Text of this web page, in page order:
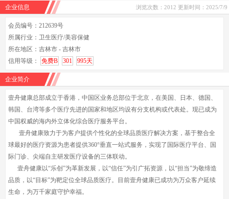
更新时间：2025/7/9
浏览次数：2012
企业信息
会员编号：212639号
所属行业：卫生医疗/美容保健
所在地区：吉林市 - 吉林市
信用等级：
免费B 301 995天
企业简介
壹舟健康总部成立于香港，中国区业务总部位于北京，在美国、日本、德国、
韩国、台湾等多个医疗先进的国家和地区均设有分支机构或代表处。现已成为
中国权威的海内外立体化综合医疗服务平台。
壹舟健康致力于为客户提供个性化的全球品质医疗解决方案，基于整合全
球最好的医疗资源为患者提供360°垂直一站式服务，实现了国际医疗平台、国
际门诊、尖端自主研发医疗设备的三体联动。
壹舟健康以“乐创”为革新发展，以“信任”为引广拓资源，以“担当”为敬缔造
品质，以“目标”为靶定位全球品质医疗。目前壹舟健康已成功为万众客户延续
生命，为万千家庭守护幸福。